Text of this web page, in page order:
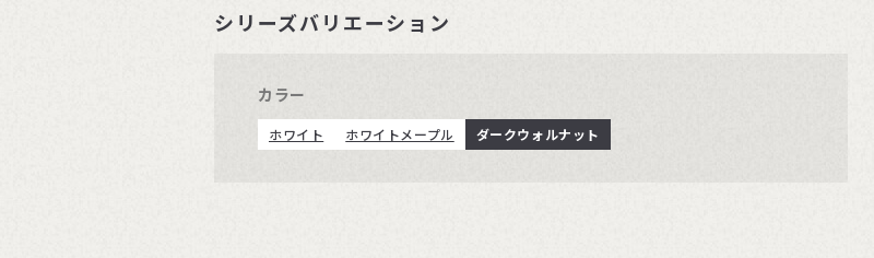
シリーズバリエーション
カラー
ホワイト ホワイトメープル ダークウォルナット